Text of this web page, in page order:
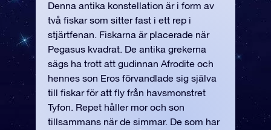
Denna antika konstellation är i form av
två fiskar som sitter fast i ett rep i
stjärtfenan. Fiskarna är placerade när
Pegasus kvadrat. De antika grekerna
sägs ha trott att gudinnan Afrodite och
hennes son Eros förvandlade sig själva
till fiskar för att fly från havsmonstret
Tyfon. Repet håller mor och son
tillsammans när de simmar. De som har